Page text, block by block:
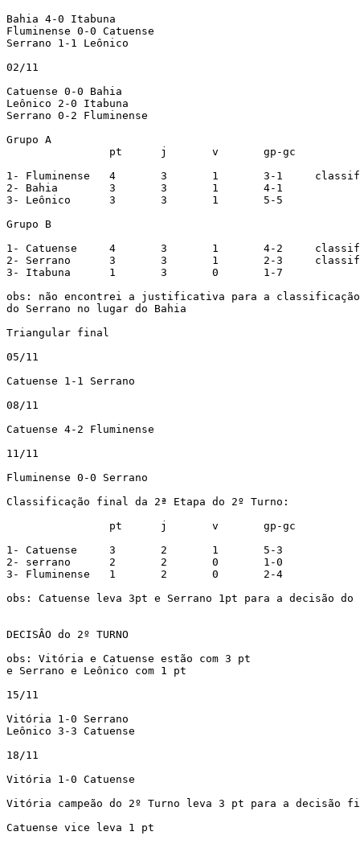
Bahia 4-0 Itabuna
Fluminense 0-0 Catuense
Serrano 1-1 Leônico
02/11
Catuense 0-0 Bahia
Leônico 2-0 Itabuna
Serrano 0-2 Fluminense
Grupo A
1- Fluminense	4	3	1	3-1	classificado
2- Bahia	3	3	1	4-1
3- Leônico	3	3	1	5-5
Grupo B
1- Catuense	4	3	1	4-2	classificado
2- Serrano	3	3	1	2-3	classificado
3- Itabuna	1	3	0	1-7
obs: não encontrei a justificativa para a classificação
do Serrano no lugar do Bahia
Triangular final
05/11
Catuense 1-1 Serrano
08/11
Catuense 4-2 Fluminense
11/11
Fluminense 0-0 Serrano
Classificação final da 2ª Etapa do 2º Turno:
1- Catuense	3	2	1	5-3
2- serrano	2	2	0	1-0
3- Fluminense	1	2	0	2-4
obs: Catuense leva 3pt e Serrano 1pt para a decisão do
DECISÂO do 2º TURNO
obs: Vitória e Catuense estão com 3 pt
e Serrano e Leônico com 1 pt
15/11
Vitória 1-0 Serrano
Leônico 3-3 Catuense
18/11
Vitória 1-0 Catuense
Vitória campeão do 2º Turno leva 3 pt para a decisão
Catuense vice leva 1 pt